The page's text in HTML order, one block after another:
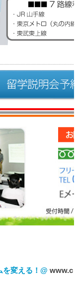
を変える！@ www.c